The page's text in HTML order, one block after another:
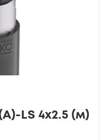
LS 4х2.5 (м)